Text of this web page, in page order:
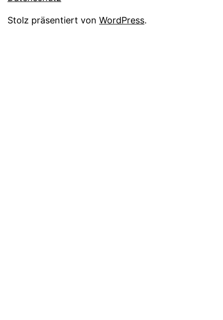
Stolz präsentiert von WordPress.